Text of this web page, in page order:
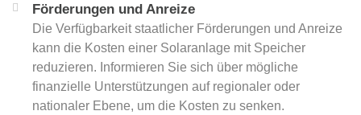
Förderungen und Anreize
Die Verfügbarkeit staatlicher Förderungen und Anreize
kann die Kosten einer Solaranlage mit Speicher
reduzieren. Informieren Sie sich über mögliche
finanzielle Unterstützungen auf regionaler oder
nationaler Ebene, um die Kosten zu senken.